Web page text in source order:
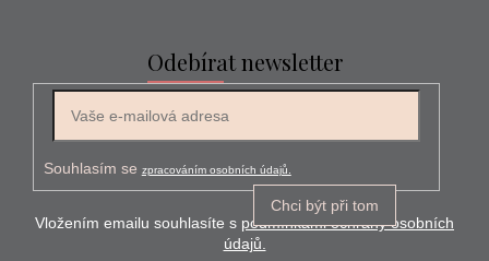
Odebírat newsletter
Souhlasím se zpracováním osobních údajů.
Chci být při tom
Vložením emailu souhlasíte s podmínkami ochrany osobních
údajů.